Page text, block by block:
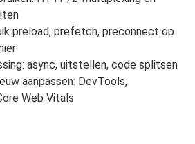
preload, prefetch, preconnect op
async, uitstellen, code splitsen
aanpassen: DevTools,
Web Vitals